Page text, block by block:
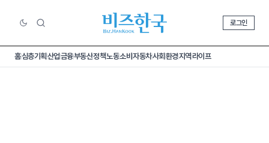
로그인
홈심층기획산업금융부동산정책노동소비 자동차사회환경지역라이프